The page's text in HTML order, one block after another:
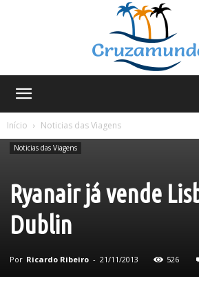
Início
Noticias das Viagens
Noticias das Viagens
Ryanair já vende
Dublin
Por Ricardo Ribeiro - 21/11/2013 526